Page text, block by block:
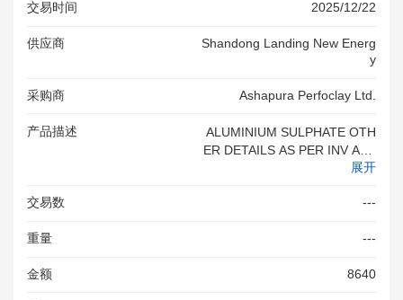
交易时间 2025/12/22
供应商
Shandong Landing New Energ
Y
采购商 Ashapura Perfoclay Ltd.
产品描述
ALUMINIUM SULPHATE OTH
ER DETAILS AS PER INV ALU
MINIUM SULPHATE OTHER
展开
交易数 ---
重量 ---
金额 8640